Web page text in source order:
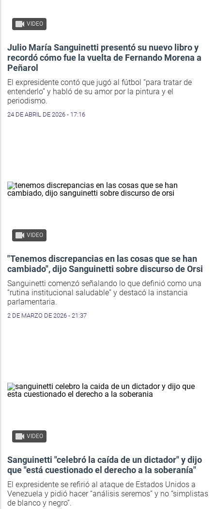
VIDEO
Julio María Sanguinetti presentó su nuevo libro y
recordó cómo fue la vuelta de Fernando Morena a
Peñarol
El expresidente contó que jugó al fútbol “para tratar de
entenderlo” y habló de su amor por la pintura y el
periodismo.
24 DE ABRIL DE 2026 - 17:16
VIDEO
"Tenemos discrepancias en las cosas que se han
cambiado", dijo Sanguinetti sobre discurso de Orsi
Sanguinetti comenzó señalando lo que definió como una
“rutina institucional saludable” y destacó la instancia
parlamentaria.
2 DE MARZO DE 2026 - 21:37
VIDEO
Sanguinetti "celebró la caída de un dictador" y dijo
que "está cuestionado el derecho a la soberanía"
El expresidente se refirió al ataque de Estados Unidos a
Venezuela y pidió hacer “análisis seremos” y no “simplistas
de blanco y negro”.